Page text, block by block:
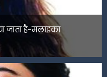
जाता है-मलाइका